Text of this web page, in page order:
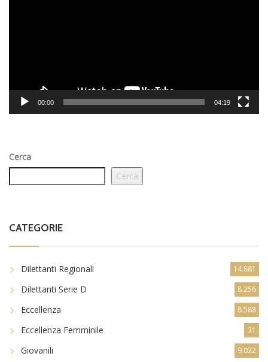
00:00 04:19
Cerca
Cerca
CATEGORIE
Dilettanti Regionali 14.881
Dilettanti Serie D 8.256
Eccellenza 8.588
Eccellenza Femminile 31
Giovanili 9.022